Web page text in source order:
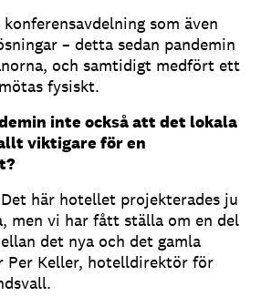
som även
– detta sedan pandemin
och samtidigt medfört ett
fysiskt.
inte också att det lokala
viktigare för en
här hotellet projekterades ju
men vi har fått ställa om en del
det nya och det gamla
Per Keller, hotelldirektör för